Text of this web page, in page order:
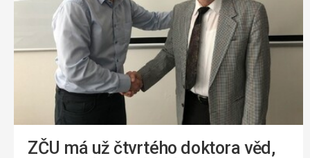
ZČU má už čtvrtého doktora věd,